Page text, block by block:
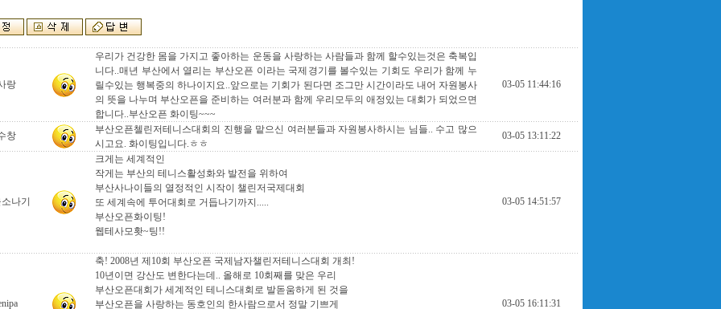
랑
우리가 건강한 몸을 가지고 좋아하는 운동을 사랑하는 사람들과 함께 할수있는것은 축복입
니다..매년 부산에서 열리는 부산오픈 이라는 국제경기를 볼수있는 기회도 우리가 함께 누
릴수있는 행복중의 하나이지요..앞으로는 기회가 된다면 조그만 시간이라도 내어 자원봉사
의 뜻을 나누며 부산오픈을 준비하는 여러분과 함께 우리모두의 애정있는 대회가 되었으면
합니다..부산오픈 화이팅~~~
03-05 11:44:16
창
부산오픈첼린저테니스대회의 진행을 맡으신 여러분들과 자원봉사하시는 님들.. 수고 많으
시고요. 화이팅입니다.ㅎㅎ
03-05 13:11:22
나기
크게는 세계적인
작게는 부산의 테니스활성화와 발전을 위하여
부산사나이들의 열정적인 시작이 챌린저국제대회
또 세계속에 투어대회로 거듭나기까지.....
부산오픈화이팅!
웹테사모홧~팅!!
03-05 14:51:57
축! 2008년 제10회 부산오픈 국제남자챌린저테니스대회 개최!
10년이면 강산도 변한다는데.. 올해로 10회째를 맞은 우리
부산오픈대회가 세계적인 테니스대회로 발돋움하게 된 것을
부산오픈을 사랑하는 동호인의 한사람으로서 정말 기쁘게
03-05 16:11:31